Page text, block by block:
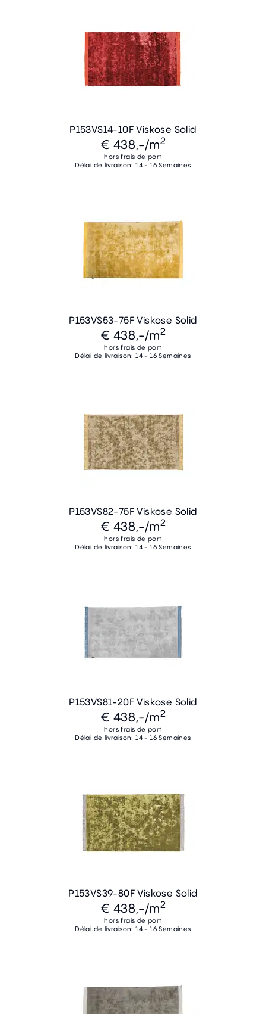
P153VS14-10F Viskose Solid
€ 438,-/m2
hors frais de port
Délai de livraison: 14 - 16 Semaines
P153VS53-75F Viskose Solid
€ 438,-/m2
hors frais de port
Délai de livraison: 14 - 16 Semaines
P153VS82-75F Viskose Solid
€ 438,-/m2
hors frais de port
Délai de livraison: 14 - 16 Semaines
P153VS81-20F Viskose Solid
€ 438,-/m2
hors frais de port
Délai de livraison: 14 - 16 Semaines
P153VS39-80F Viskose Solid
€ 438,-/m2
hors frais de port
Délai de livraison: 14 - 16 Semaines